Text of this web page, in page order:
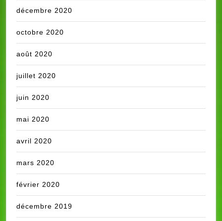
décembre 2020
octobre 2020
août 2020
juillet 2020
juin 2020
mai 2020
avril 2020
mars 2020
février 2020
décembre 2019